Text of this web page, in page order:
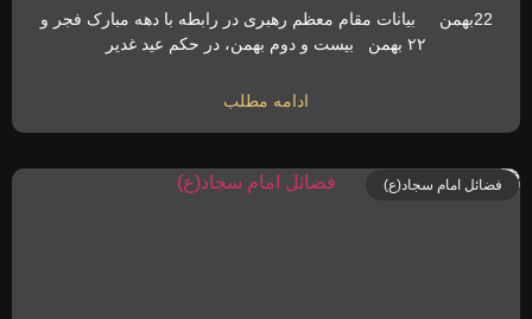
22بهمن بیانات مقام معظم رهبری در رابطه با دهه مبارک فجر و
۲۲ بهمن بیست و دوم بهمن، در حکم عید غدیر
ادامه مطلب
فضائل امام سجاد(ع)